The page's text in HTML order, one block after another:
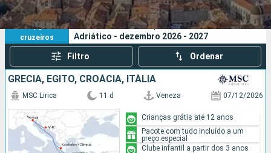
Cidades Companhias
Pesquisar
10
cruzeiros
Os seus critérios de pesquisa:
Adriático - dezembro 2026 - 2027
Filtro Ordenar
GRÉCIA, EGITO, CROÁCIA, ITÁLIA
MSC Lirica 11 d Veneza 07/12/2026
Crianças grátis até 12 anos
Pacote com tudo incluído a um
preço especial
Clube infantil a partir dos 3 anos